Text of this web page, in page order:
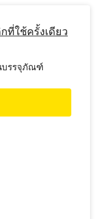
ที่ใช้ครั้งเดียว
บรรจุภัณฑ์